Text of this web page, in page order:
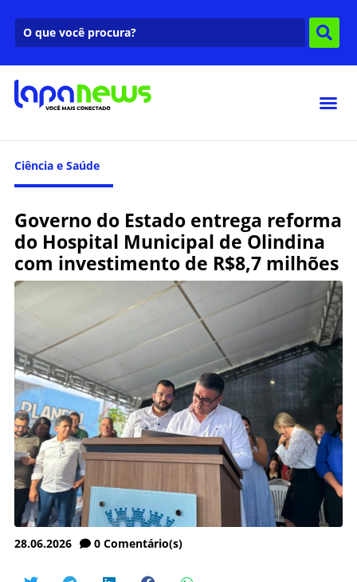
Ciência e Saúde
Governo do Estado entrega reforma
do Hospital Municipal de Olindina
com investimento de R$8,7 milhões
28.06.2026 0 Comentário(s)